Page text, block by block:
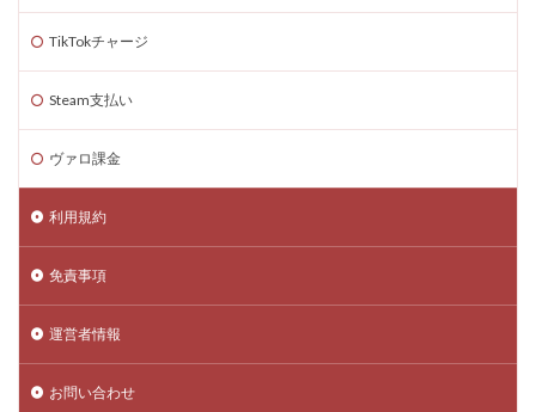
TikTokチャージ
Steam支払い
ヴァロ課金
利用規約
免責事項
運営者情報
お問い合わせ